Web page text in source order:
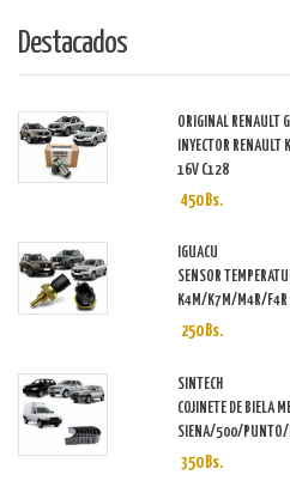
Destacados
ORIGINAL RENAULT
INYECTOR
16V C128
450 Bs.
IGUACU
SENSOR
K4M/K7M/M4R/F4R
250 Bs.
SINTECH
COJINETE DE BIELA
SIENA/500/PUNTO/
350 Bs.